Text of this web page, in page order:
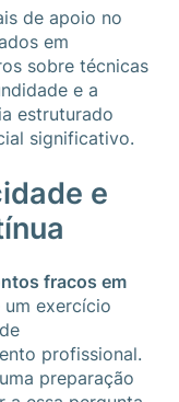
de apoio no
em
sobre técnicas
e a
estruturado
significativo.
e
fracos em
um exercício
profissional.
preparação